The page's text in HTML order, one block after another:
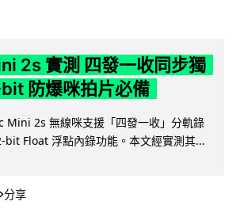
2s 實測 四發一收同步獨
防爆咪拍片必備
Mini 2s 無線咪支援「四發一收」分軌錄
bit Float 浮點內錄功能。本文經實測其...
分享